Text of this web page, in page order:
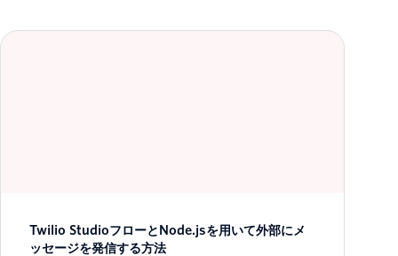
Twilio StudioフローとNode.jsを用いて外部にメ
ッセージを発信する方法